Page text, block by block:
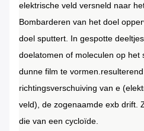
elektrische veld versneld naar
Bombarderen van het doel
doel sputtert. In gespotte
doelatomen of moleculen op het
dunne film te
richtingsverschuiving van e
veld), de zogenaamde exb drift.
die van een cycloïde.